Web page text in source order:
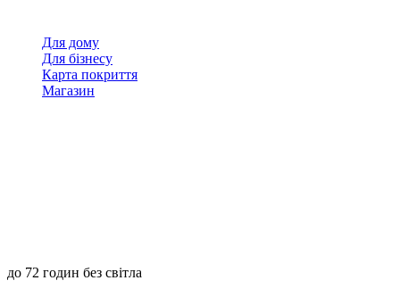
Для дому
Для бізнесу
Карта покриття
Магазин
до 72 годин без світла